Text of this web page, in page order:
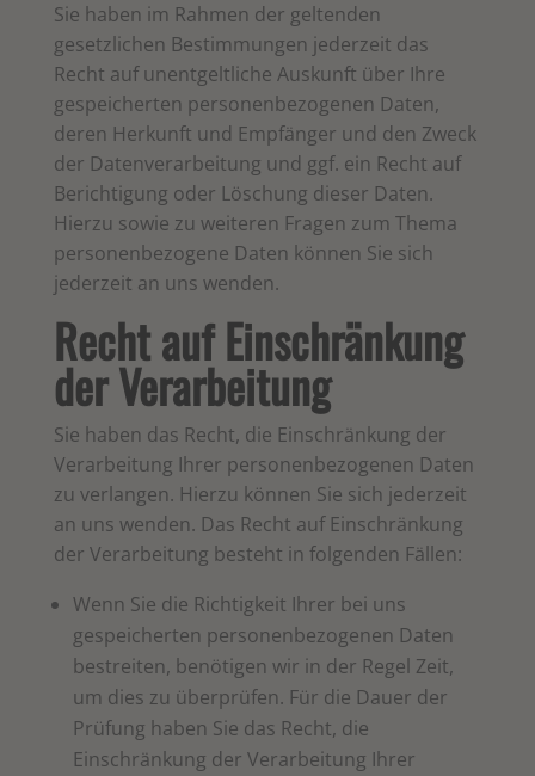
Sie haben im Rahmen der geltenden
gesetzlichen Bestimmungen jederzeit das
Recht auf unentgeltliche Auskunft über Ihre
gespeicherten personenbezogenen Daten,
deren Herkunft und Empfänger und den Zweck
der Datenverarbeitung und ggf. ein Recht auf
Berichtigung oder Löschung dieser Daten.
Hierzu sowie zu weiteren Fragen zum Thema
personenbezogene Daten können Sie sich
jederzeit an uns wenden.
Recht auf Einschränkung
der Verarbeitung
Sie haben das Recht, die Einschränkung der
Verarbeitung Ihrer personenbezogenen Daten
zu verlangen. Hierzu können Sie sich jederzeit
an uns wenden. Das Recht auf Einschränkung
der Verarbeitung besteht in folgenden Fällen:
Wenn Sie die Richtigkeit Ihrer bei uns
gespeicherten personenbezogenen Daten
bestreiten, benötigen wir in der Regel Zeit,
um dies zu überprüfen. Für die Dauer der
Prüfung haben Sie das Recht, die
Einschränkung der Verarbeitung Ihrer